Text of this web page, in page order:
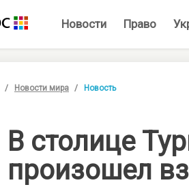
Новости Право
Новости мира Новость
В столице
произошел